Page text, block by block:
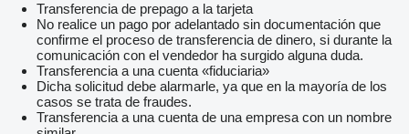
Transferencia de prepago a la tarjeta
No realice un pago por adelantado sin documentación que
confirme el proceso de transferencia de dinero, si durante la
comunicación con el vendedor ha surgido alguna duda.
Transferencia a una cuenta «fiduciaria»
Dicha solicitud debe alarmarle, ya que en la mayoría de los
casos se trata de fraudes.
Transferencia a una cuenta de una empresa con un nombre